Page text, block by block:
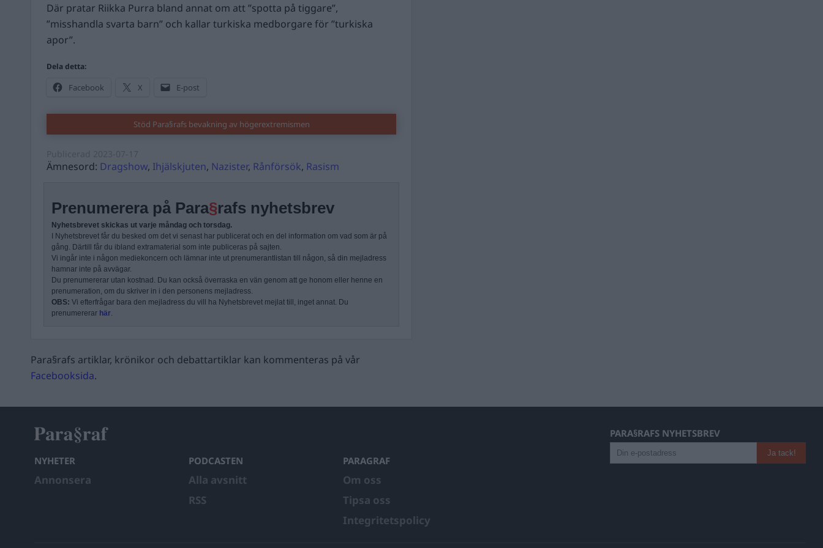
Där pratar Riikka Purra bland annat om att ”spotta på tiggare”,
”misshandla svarta barn” och kallar turkiska medborgare för ”turkiska
apor”.
Dela detta:
Facebook X E-post
Stöd Para§rafs bevakning av högerextremismen
Ämnesord: Dragshow, Ihjälskjuten, Nazister, Rånförsök, Rasism
Prenumerera på Para§rafs nyhetsbrev
Nyhetsbrevet skickas ut varje måndag och torsdag.
I Nyhetsbrevet får du besked om det vi senast har publicerat och en del information om vad som är på
gång. Därtill får du ibland extramaterial som inte publiceras på sajten.
Vi ingår inte i någon mediekoncern och lämnar inte ut prenumerantlistan till någon, så din mejladress
hamnar inte på avvägar.
Du prenumererar utan kostnad. Du kan också överraska en vän genom att ge honom eller henne en
prenumeration, om du skriver in i den personens mejladress.
OBS: Vi efterfrågar bara den mejladress du vill ha Nyhetsbrevet mejlat till, inget annat. Du
prenumererar här.
Para§rafs artiklar, krönikor och debattartiklar kan kommenteras på vår
Facebooksida.
NYHETER
Annonsera
PODCASTEN
Alla avsnitt
RSS
PARAGRAF
Om oss
Tipsa oss
Integritetspolicy
PARA§RAFS NYHETSBREV